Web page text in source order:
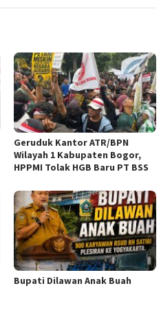
Geruduk Kantor ATR/BPN
Wilayah 1 Kabupaten Bogor,
HPPMI Tolak HGB Baru PT BSS
Bupati Dilawan Anak Buah